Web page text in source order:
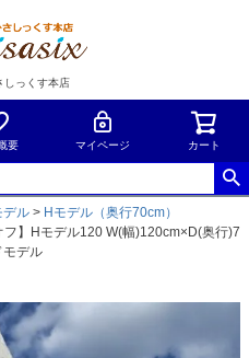
しっくす本店
要 マイページ カート
デル
Hモデル（奥行70cm）
】Hモデル120 W(幅)120cm×D(奥行)7
モデル